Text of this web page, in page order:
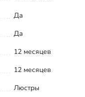
Да
Да
12 месяцев
12 месяцев
Люстры